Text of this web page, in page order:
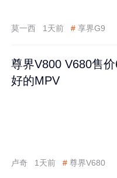
莫一西 1天前 # 享界G9
尊界V800 V680售
好的MPV
卢奇 1天前 # 尊界V680